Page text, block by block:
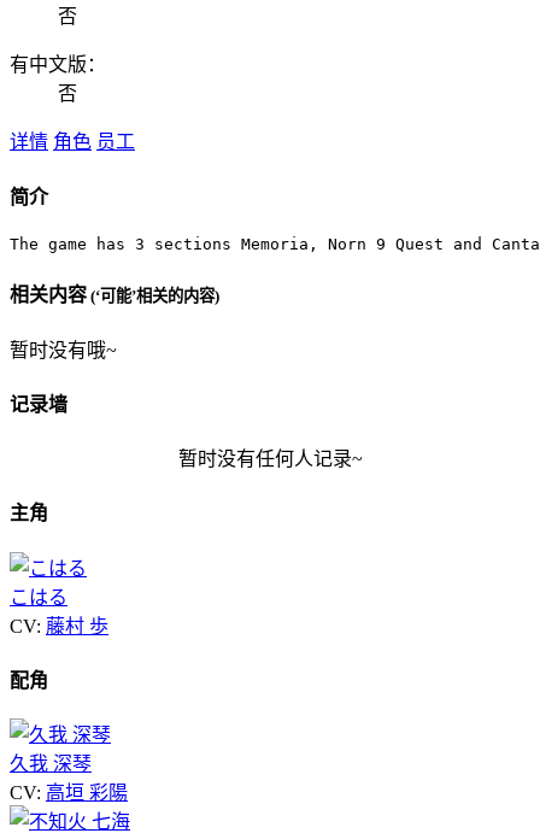
否
有中文版：
否
详情 角色 员工
简介
The game has 3 sections Memoria, Norn 9 Quest
相关内容 (‘可能’相关的内容)
暂时没有哦~
记录墙
暂时没有任何人记录~
主角
こはる
CV: 藤村 歩
配角
久我 深琴
CV: 高垣 彩陽